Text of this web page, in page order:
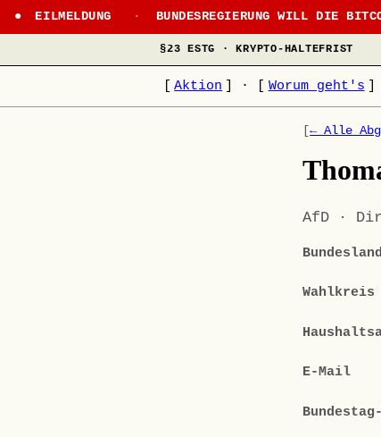
EILMELDUNG · BUNDESREGIERUNG WILL DIE
§23 ESTG · KRYPTO-HALTEFRIST
Aktion · Worum geht's
[← Alle
AfD ·
Bundesland
Wahlkreis
E-Mail